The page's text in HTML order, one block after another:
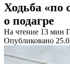
Ходьба «по
о подагре
На чтение 13 мин
Опубликовано